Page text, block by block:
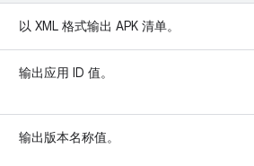
以 XML 格式输出 APK 清单。
输出应用 ID 值。
输出版本名称值。